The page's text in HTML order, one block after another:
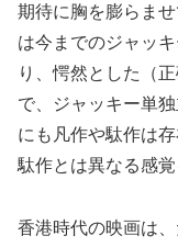
期待に胸を膨らま
は今までのジャッ
り、愕然とした（
で、ジャッキー単
にも凡作や駄作は
駄作とは異なる感覚
香港時代の映画は